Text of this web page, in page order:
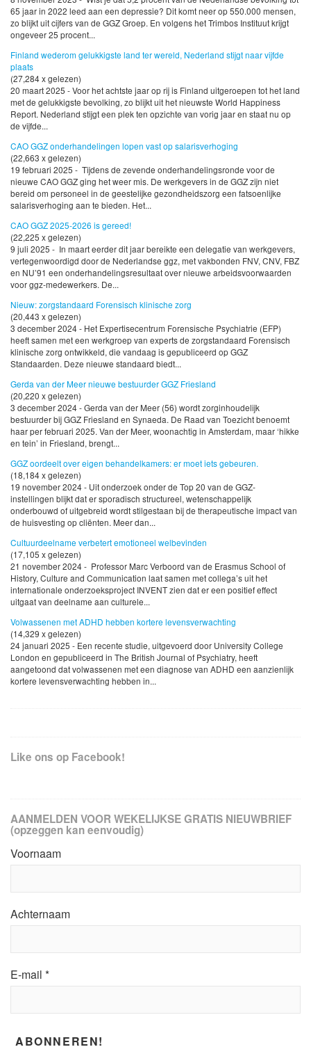
65 jaar in 2022 leed aan een depressie? Dit komt neer op 550.000 mensen,
zo blijkt uit cijfers van de GGZ Groep. En volgens het Trimbos Instituut krijgt
ongeveer 25 procent...
Finland wederom gelukkigste land ter wereld, Nederland stijgt naar vijfde
plaats
(27,284 x gelezen)
20 maart 2025 - Voor het achtste jaar op rij is Finland uitgeroepen tot het land
met de gelukkigste bevolking, zo blijkt uit het nieuwste World Happiness
Report. Nederland stijgt een plek ten opzichte van vorig jaar en staat nu op
de vijfde...
CAO GGZ onderhandelingen lopen vast op salarisverhoging
(22,663 x gelezen)
19 februari 2025 - Tijdens de zevende onderhandelingsronde voor de
nieuwe CAO GGZ ging het weer mis. De werkgevers in de GGZ zijn niet
bereid om personeel in de geestelijke gezondheidszorg een fatsoenlijke
salarisverhoging aan te bieden. Het...
CAO GGZ 2025-2026 is gereed!
(22,225 x gelezen)
9 juli 2025 - In maart eerder dit jaar bereikte een delegatie van werkgevers,
vertegenwoordigd door de Nederlandse ggz, met vakbonden FNV, CNV, FBZ
en NU’91 een onderhandelingsresultaat over nieuwe arbeidsvoorwaarden
voor ggz-medewerkers. De...
Nieuw: zorgstandaard Forensisch klinische zorg
(20,443 x gelezen)
3 december 2024 - Het Expertisecentrum Forensische Psychiatrie (EFP)
heeft samen met een werkgroep van experts de zorgstandaard Forensisch
klinische zorg ontwikkeld, die vandaag is gepubliceerd op GGZ
Standaarden. Deze nieuwe standaard biedt...
Gerda van der Meer nieuwe bestuurder GGZ Friesland
(20,220 x gelezen)
3 december 2024 - Gerda van der Meer (56) wordt zorginhoudelijk
bestuurder bij GGZ Friesland en Synaeda. De Raad van Toezicht benoemt
haar per februari 2025. Van der Meer, woonachtig in Amsterdam, maar ‘hikke
en tein’ in Friesland, brengt...
GGZ oordeelt over eigen behandelkamers: er moet iets gebeuren.
(18,184 x gelezen)
19 november 2024 - Uit onderzoek onder de Top 20 van de GGZ-
instellingen blijkt dat er sporadisch structureel, wetenschappelijk
onderbouwd of uitgebreid wordt stilgestaan bij de therapeutische impact van
de huisvesting op cliënten. Meer dan...
Cultuurdeelname verbetert emotioneel welbevinden
(17,105 x gelezen)
21 november 2024 - Professor Marc Verboord van de Erasmus School of
History, Culture and Communication laat samen met collega’s uit het
internationale onderzoeksproject INVENT zien dat er een positief effect
uitgaat van deelname aan culturele...
Volwassenen met ADHD hebben kortere levensverwachting
(14,329 x gelezen)
24 januari 2025 - Een recente studie, uitgevoerd door University College
London en gepubliceerd in The British Journal of Psychiatry, heeft
aangetoond dat volwassenen met een diagnose van ADHD een aanzienlijk
kortere levensverwachting hebben in...
Like ons op Facebook!
AANMELDEN VOOR WEKELIJKSE GRATIS NIEUWBRIEF
(opzeggen kan eenvoudig)
Voornaam
Achternaam
E-mail *